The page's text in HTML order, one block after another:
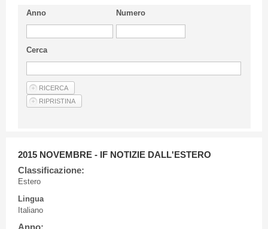
Linee Guida
Privacy Policy
Articoli
Anno Numero
Cerca
2015 NOVEMBRE - IF NOTIZIE DALL'ESTERO
Classificazione:
Estero
Lingua
Italiano
Anno: